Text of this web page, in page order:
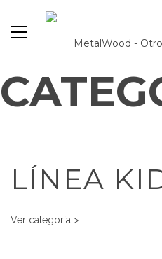
LÍNEA
Ver categoría >